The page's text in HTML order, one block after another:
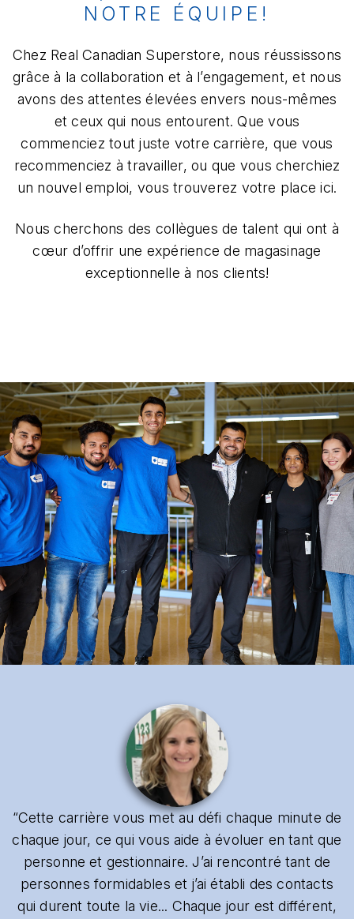
NOTRE ÉQUIPE!
Chez Real Canadian Superstore, nous réussissons
grâce à la collaboration et à l’engagement, et nous
avons des attentes élevées envers nous-mêmes
et ceux qui nous entourent. Que vous
commenciez tout juste votre carrière, que vous
recommenciez à travailler, ou que vous cherchiez
un nouvel emploi, vous trouverez votre place ici.
Nous cherchons des collègues de talent qui ont à
cœur d’offrir une expérience de magasinage
exceptionnelle à nos clients!
“Cette carrière vous met au défi chaque minute de
chaque jour, ce qui vous aide à évoluer en tant que
personne et gestionnaire. J’ai rencontré tant de
personnes formidables et j’ai établi des contacts
qui durent toute la vie... Chaque jour est différent,